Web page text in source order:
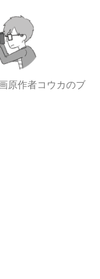
原作者コウカのブ